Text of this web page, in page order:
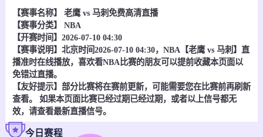
【赛事名称】 老鹰 vs 马刺免费高清直播
【赛事分类】 NBA
【开赛时间】2026-07-10 04:30
【赛事说明】北京时间2026-07-10 04:30，NBA【老鹰 vs 马刺】直
播准时在线播放，喜欢看NBA比赛的朋友可以提前收藏本页面以
免错过直播。
【友好提示】部分比赛将在赛前更新，可能需要您在比赛前再刷新
查看。 如果本页面比赛已经过期已经过期，或者以上信号都无
效，请查看最新直播信号。
今日赛程